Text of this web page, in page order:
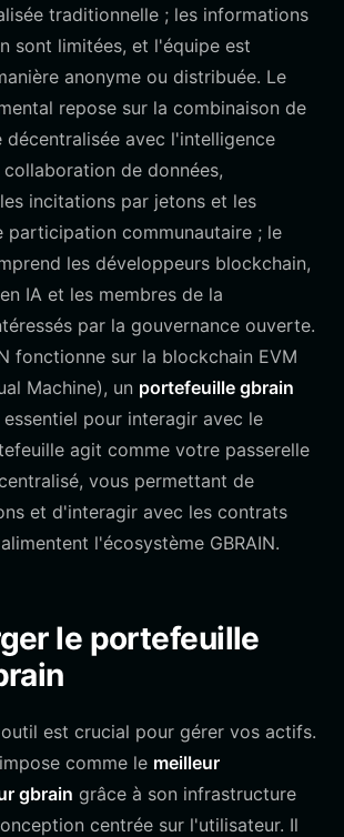
traditionnelle ; les informations
sont limitées, et l'équipe est
anonyme ou distribuée. Le
repose sur la combinaison de
décentralisée avec l'intelligence
de données,
incitations par jetons et les
participation communautaire ; le
les développeurs blockchain,
IA et les membres de la
par la gouvernance ouverte.
fonctionne sur la blockchain EVM
Machine), un portefeuille gbrain
pour interagir avec le
agit comme votre passerelle
vous permettant de
et d'interagir avec les contrats
l'écosystème GBRAIN.
le portefeuille
est crucial pour gérer vos actifs.
comme le meilleur
gbrain grâce à son infrastructure
centrée sur l'utilisateur. Il